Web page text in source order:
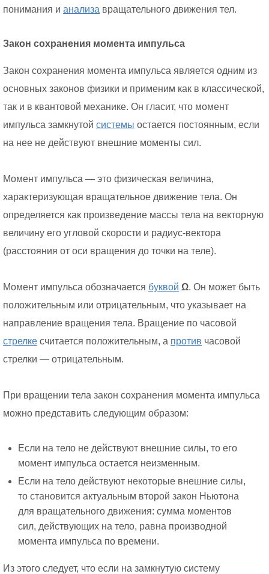
понимания и анализа вращательного движения тел.
Закон сохранения момента импульса
Закон сохранения момента импульса является одним из
основных законов физики и применим как в классической,
так и в квантовой механике. Он гласит, что момент
импульса замкнутой системы остается постоянным, если
на нее не действуют внешние моменты сил.
Момент импульса — это физическая величина,
характеризующая вращательное движение тела. Он
определяется как произведение массы тела на векторную
величину его угловой скорости и радиус-вектора
(расстояния от оси вращения до точки на теле).
Момент импульса обозначается буквой Ω. Он может быть
положительным или отрицательным, что указывает на
направление вращения тела. Вращение по часовой
стрелке считается положительным, а против часовой
стрелки — отрицательным.
При вращении тела закон сохранения момента импульса
можно представить следующим образом:
Если на тело не действуют внешние силы, то его
момент импульса остается неизменным.
Если на тело действуют некоторые внешние силы,
то становится актуальным второй закон Ньютона
для вращательного движения: сумма моментов
сил, действующих на тело, равна производной
момента импульса по времени.
Из этого следует, что если на замкнутую систему